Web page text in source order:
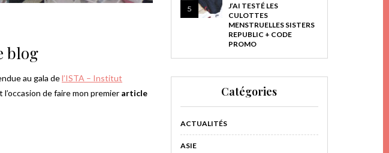
blog
au gala del’ISTA – Institut
de faire mon premier article
5
J’AI TESTÉ LES
CULOTTES
MENSTRUELLES SISTERS
REPUBLIC + CODE
PROMO
Catégories
ACTUALITÉS
ASIE